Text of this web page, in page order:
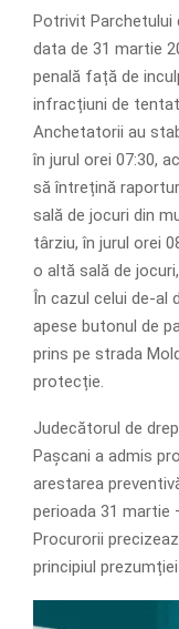
Potrivit Parchetului
data de 31 martie
penală față de
infracțiuni de
Anchetatorii au
în jurul orei 07:30,
să întrețină
sală de jocuri din
târziu, în jurul orei
o altă sală de
În cazul celui de-al
apese butonul de
prins pe strada
protecție.
Judecătorul de
Pașcani a admis
arestarea
perioada 31 martie
Procurorii
principiul